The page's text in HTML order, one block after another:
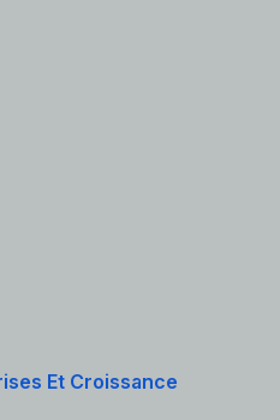
Et Croissance